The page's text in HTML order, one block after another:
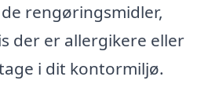
rengøringsmidler,
der er allergikere eller
i dit kontormiljø.